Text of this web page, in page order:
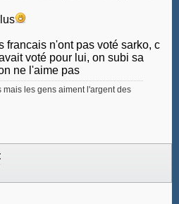
francais n'ont pas voté sarko, c
voté pour lui, on subi sa
ne l'aime pas
mais les gens aiment l'argent des